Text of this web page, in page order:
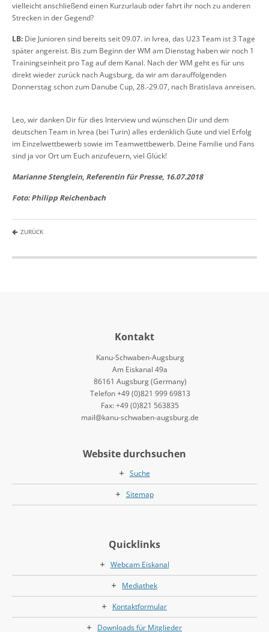
vielleicht anschließend einen Kurzurlaub oder fahrt ihr noch zu anderen
Strecken in der Gegend?
LB: Die Junioren sind bereits seit 09.07. in Ivrea, das U23 Team ist 3 Tage
später angereist. Bis zum Beginn der WM am Dienstag haben wir noch 1
Trainingseinheit pro Tag auf dem Kanal. Nach der WM geht es für uns
direkt wieder zurück nach Augsburg, da wir am darauffolgenden
Donnerstag schon zum Danube Cup, 28.-29.07, nach Bratislava anreisen.
Leo, wir danken Dir für dies Interview und wünschen Dir und dem
deutschen Team in Ivrea (bei Turin) alles erdenklich Gute und viel Erfolg
im Einzelwettbewerb sowie im Teamwettbewerb. Deine Familie und Fans
sind ja vor Ort um Euch anzufeuern, viel Glück!
Marianne Stenglein, Referentin für Presse, 16.07.2018
Foto: Philipp Reichenbach
ZURÜCK
Kontakt
Kanu-Schwaben-Augsburg
Am Eiskanal 49a
86161 Augsburg (Germany)
Telefon +49 (0)821 999 69813
Fax: +49 (0)821 563835
mail@kanu-schwaben-augsburg.de
Website durchsuchen
Suche
Sitemap
Quicklinks
Webcam Eiskanal
Mediathek
Kontaktformular
Downloads für Mitglieder